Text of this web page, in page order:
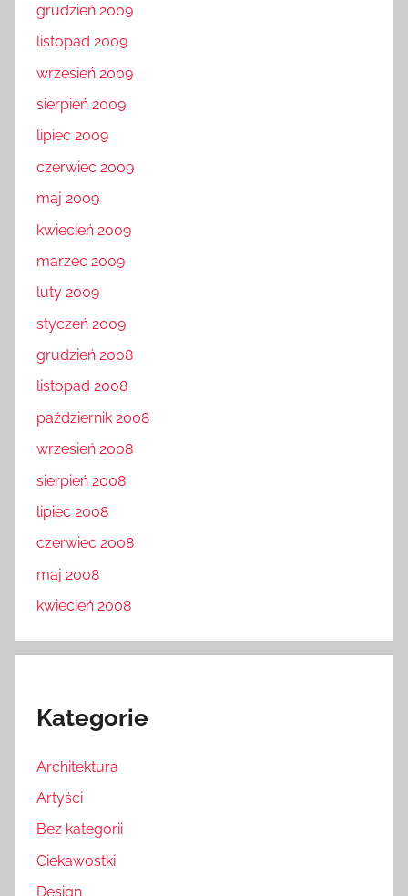
grudzień 2009
listopad 2009
wrzesień 2009
sierpień 2009
lipiec 2009
czerwiec 2009
maj 2009
kwiecień 2009
marzec 2009
luty 2009
styczeń 2009
grudzień 2008
listopad 2008
październik 2008
wrzesień 2008
sierpień 2008
lipiec 2008
czerwiec 2008
maj 2008
kwiecień 2008
Kategorie
Architektura
Artyści
Bez kategorii
Ciekawostki
Design